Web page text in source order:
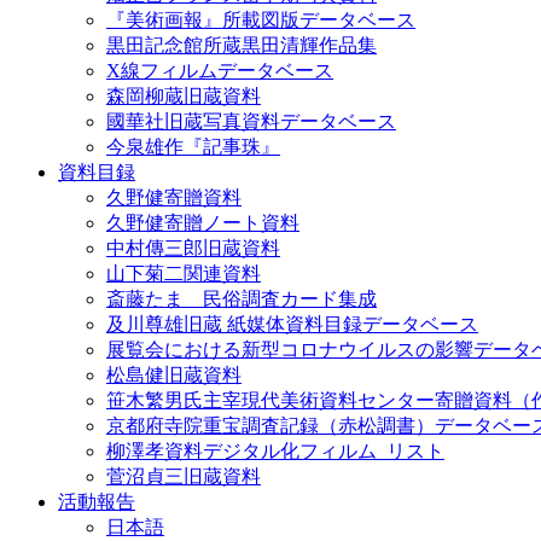
『美術画報』所載図版データベース
黒田記念館所蔵黒田清輝作品集
X線フィルムデータベース
森岡柳蔵旧蔵資料
國華社旧蔵写真資料データベース
今泉雄作『記事珠』
資料目録
久野健寄贈資料
久野健寄贈ノート資料
中村傳三郎旧蔵資料
山下菊二関連資料
斎藤たま 民俗調査カード集成
及川尊雄旧蔵 紙媒体資料目録データベース
展覧会における新型コロナウイルスの影響データ
松島健旧蔵資料
笹木繁男氏主宰現代美術資料センター寄贈資料（
京都府寺院重宝調査記録（赤松調書）データベー
柳澤孝資料デジタル化フィルム_リスト
菅沼貞三旧蔵資料
活動報告
日本語